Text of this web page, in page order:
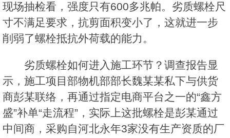
现场抽检看，强度只有600多兆帕。劣质螺栓尺
寸不满足要求，抗剪面积变小了，这就进一步
削弱了螺栓抵抗外荷载的能力。
劣质螺栓如何进入施工环节？调查报告显
示，施工项目部物机部部长魏某某私下与供货
商彭某联络，再通过指定电商平台之一的“鑫方
盛”补单“走流程”，实际上这批螺栓是彭某通过
中间商，采购自河北永年3家没有生产资质的厂